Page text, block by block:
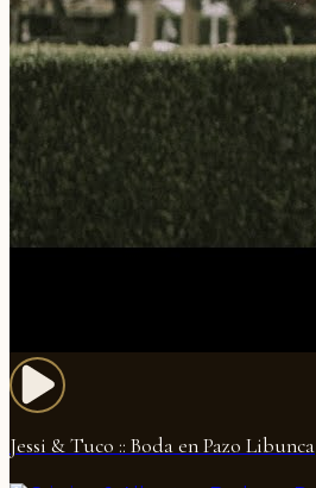
Jessi & Tuco :: Boda en Pazo Libunca